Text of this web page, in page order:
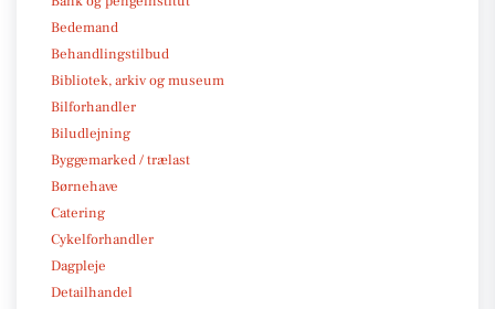
Bedemand
Behandlingstilbud
Bibliotek, arkiv og museum
Bilforhandler
Biludlejning
Byggemarked / trælast
Børnehave
Catering
Cykelforhandler
Dagpleje
Detailhandel